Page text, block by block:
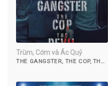
Trùm, Cớm và Ác Quỷ
THE GANGSTER, THE COP, THE